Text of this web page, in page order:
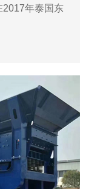
2017年泰国东